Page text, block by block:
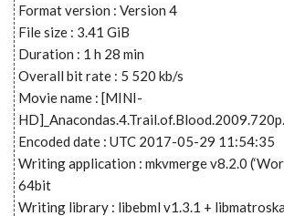
Format version : Version 4
File size : 3.41 GiB
Duration : 1 h 28 min
Overall bit rate : 5 520 kb/s
Movie name : [MINI-
Encoded date : UTC 2017-05-29 11:54:35
Writing application : mkvmerge v8.2.0
64bit
Writing library : libebml v1.3.1 +